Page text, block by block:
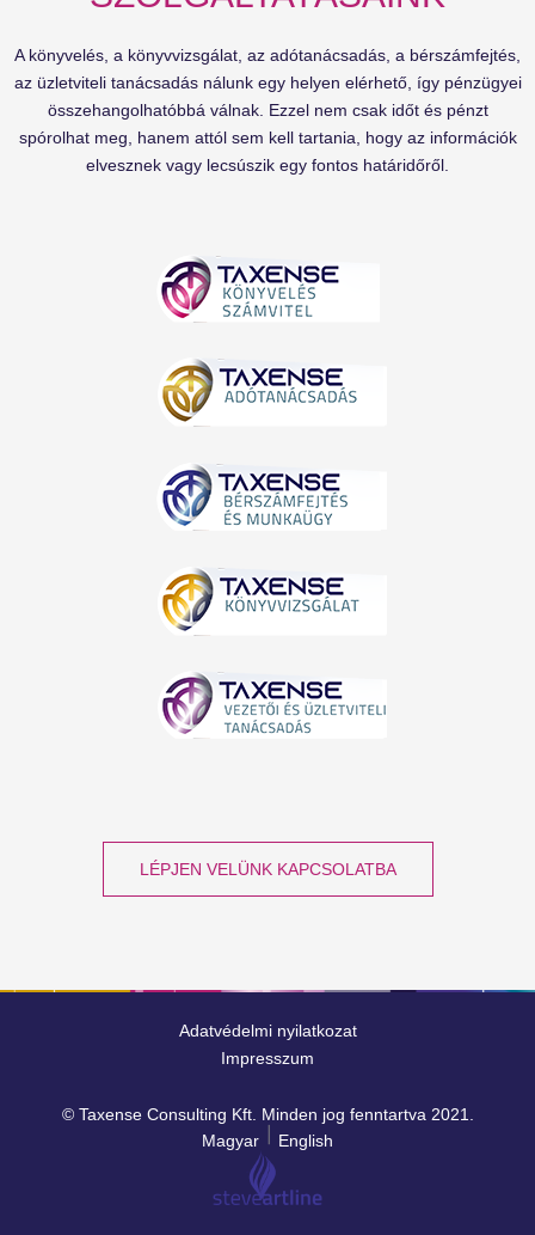
A könyvelés, a könyvvizsgálat, az adótanácsadás, a bérszámfejtés,
az üzletviteli tanácsadás nálunk egy helyen elérhető, így pénzügyei
összehangolhatóbbá válnak. Ezzel nem csak időt és pénzt
spórolhat meg, hanem attól sem kell tartania, hogy az információk
elvesznek vagy lecsúszik egy fontos határidőről.
LÉPJEN VELÜNK KAPCSOLATBA
Adatvédelmi nyilatkozat
Impresszum
© Taxense Consulting Kft. Minden jog fenntartva 2021.
Magyar English